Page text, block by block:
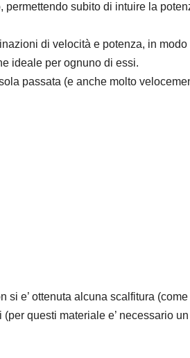
subito di intuire la
di velocità e potenza, in modo
ideale per ognuno di essi.
passata (e anche molto
si e’ ottenuta alcuna scalfitura (come
questi materiale e’ necessario un